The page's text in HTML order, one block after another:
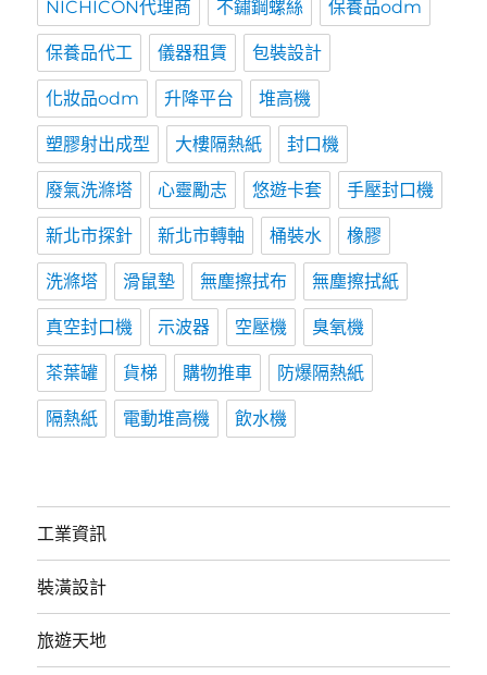
NICHICON代理商 不鏽鋼螺絲 保養品odm
保養品代工 儀器租賃 包裝設計
化妝品odm 升降平台 堆高機
塑膠射出成型 大樓隔熱紙 封口機
廢氣洗滌塔 心靈勵志 悠遊卡套 手壓封口機
新北市探針 新北市轉軸 桶裝水 橡膠
洗滌塔 滑鼠墊 無塵擦拭布 無塵擦拭紙
真空封口機 示波器 空壓機 臭氧機
茶葉罐 貨梯 購物推車 防爆隔熱紙
隔熱紙 電動堆高機 飲水機
工業資訊
裝潢設計
旅遊天地